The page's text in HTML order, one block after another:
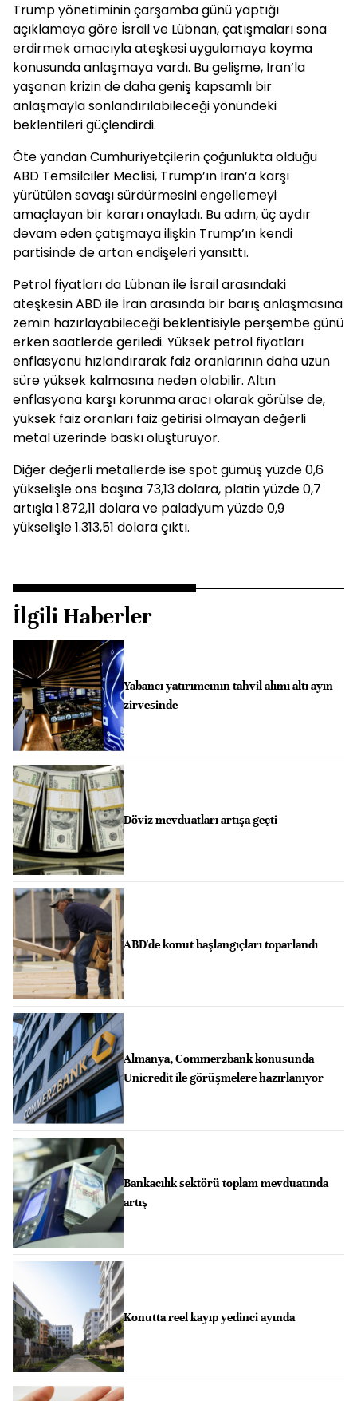
Trump yönetiminin çarşamba günü yaptığı
açıklamaya göre İsrail ve Lübnan, çatışmaları sona
erdirmek amacıyla ateşkesi uygulamaya koyma
konusunda anlaşmaya vardı. Bu gelişme, İran’la
yaşanan krizin de daha geniş kapsamlı bir
anlaşmayla sonlandırılabileceği yönündeki
beklentileri güçlendirdi.
Öte yandan Cumhuriyetçilerin çoğunlukta olduğu
ABD Temsilciler Meclisi, Trump’ın İran’a karşı
yürütülen savaşı sürdürmesini engellemeyi
amaçlayan bir kararı onayladı. Bu adım, üç aydır
devam eden çatışmaya ilişkin Trump’ın kendi
partisinde de artan endişeleri yansıttı.
Petrol fiyatları da Lübnan ile İsrail arasındaki
ateşkesin ABD ile İran arasında bir barış anlaşmasına
zemin hazırlayabileceği beklentisiyle perşembe günü
erken saatlerde geriledi. Yüksek petrol fiyatları
enflasyonu hızlandırarak faiz oranlarının daha uzun
süre yüksek kalmasına neden olabilir. Altın
enflasyona karşı korunma aracı olarak görülse de,
yüksek faiz oranları faiz getirisi olmayan değerli
metal üzerinde baskı oluşturuyor.
Diğer değerli metallerde ise spot gümüş yüzde 0,6
yükselişle ons başına 73,13 dolara, platin yüzde 0,7
artışla 1.872,11 dolara ve paladyum yüzde 0,9
yükselişle 1.313,51 dolara çıktı.
İlgili Haberler
Yabancı yatırımcının tahvil alımı altı ayın
zirvesinde
Döviz mevduatları artışa geçti
ABD'de konut başlangıçları toparlandı
Almanya, Commerzbank konusunda
Unicredit ile görüşmelere hazırlanıyor
Bankacılık sektörü toplam mevduatında
artış
Konutta reel kayıp yedinci ayında